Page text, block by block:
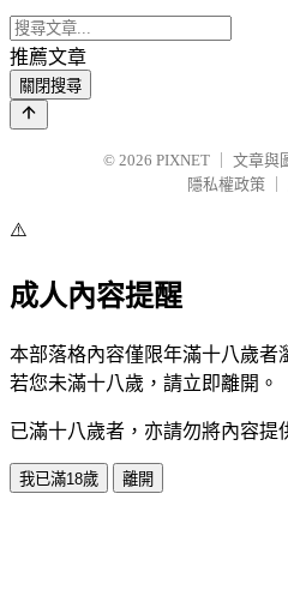
推薦文章
關閉搜尋
© 2026 PIXNET
文章與
隱私權政策
⚠️
成人內容提醒
本部落格內容僅限年滿十八歲者
若您未滿十八歲，請立即離開。
已滿十八歲者，亦請勿將內容提
我已滿18歲 離開